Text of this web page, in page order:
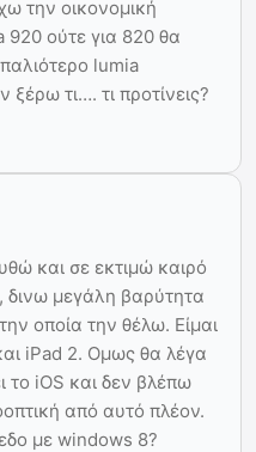
την οικονομική
920 ούτε για 820 θα
lumia
τι…. τι προτίνεις?
και σε εκτιμώ καιρό
μεγάλη βαρύτητα
οποία την θέλω. Είμαι
iPad 2. Ομως θα λέγα
το iOS και δεν βλέπω
από αυτό πλέον.
με windows 8?